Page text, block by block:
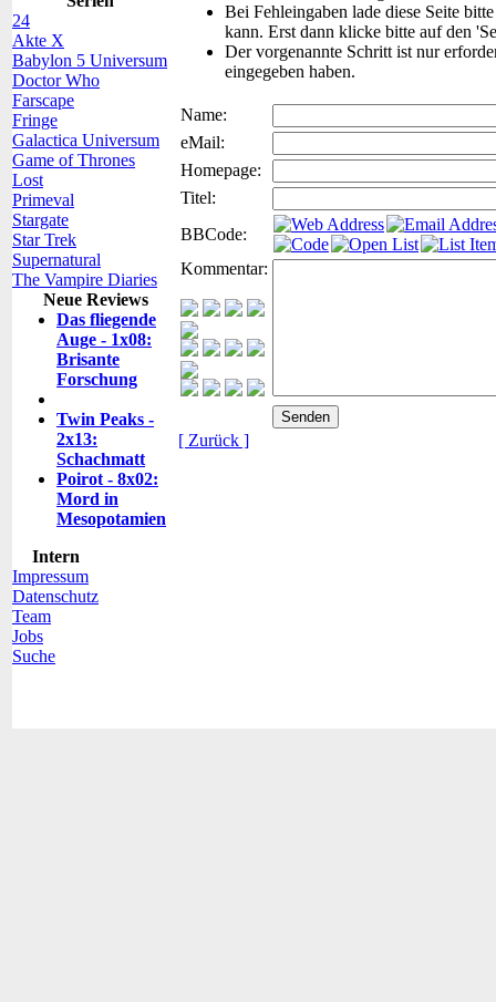
24
Akte X
Babylon 5 Universum
Doctor Who
Farscape
Fringe
Galactica Universum
Game of Thrones
Lost
Primeval
Stargate
Star Trek
Supernatural
The Vampire Diaries
Neue Reviews
Das fliegende
Auge - 1x08:
Brisante
Forschung
Twin Peaks -
2x13:
Schachmatt
Poirot - 8x02:
Mord in
Mesopotamien
Intern
Impressum
Datenschutz
Team
Jobs
Suche
Bei Fehleingaben lade diese Seite
kann. Erst dann klicke bitte auf den
Der vorgenannte Schritt ist nur
eingegeben haben.
Name:
eMail:
Homepage:
Titel:
BBCode:
Kommentar:
[ Zurück ]